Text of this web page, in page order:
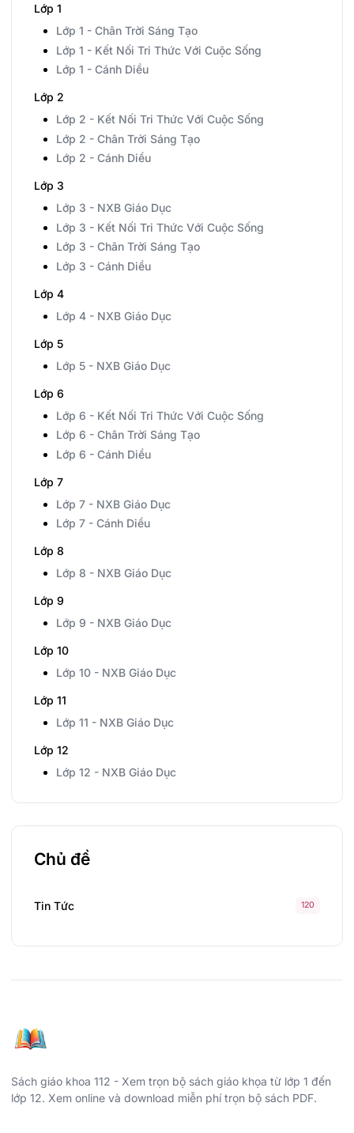
Lớp 1
Lớp 1 - Chân Trời Sáng Tạo
Lớp 1 - Kết Nối Tri Thức Với Cuộc Sống
Lớp 1 - Cánh Diều
Lớp 2
Lớp 2 - Kết Nối Tri Thức Với Cuộc Sống
Lớp 2 - Chân Trời Sáng Tạo
Lớp 2 - Cánh Diều
Lớp 3
Lớp 3 - NXB Giáo Dục
Lớp 3 - Kết Nối Tri Thức Với Cuộc Sống
Lớp 3 - Chân Trời Sáng Tạo
Lớp 3 - Cánh Diều
Lớp 4
Lớp 4 - NXB Giáo Dục
Lớp 5
Lớp 5 - NXB Giáo Dục
Lớp 6
Lớp 6 - Kết Nối Tri Thức Với Cuộc Sống
Lớp 6 - Chân Trời Sáng Tạo
Lớp 6 - Cánh Diều
Lớp 7
Lớp 7 - NXB Giáo Dục
Lớp 7 - Cánh Diều
Lớp 8
Lớp 8 - NXB Giáo Dục
Lớp 9
Lớp 9 - NXB Giáo Dục
Lớp 10
Lớp 10 - NXB Giáo Dục
Lớp 11
Lớp 11 - NXB Giáo Dục
Lớp 12
Lớp 12 - NXB Giáo Dục
Chủ đề
Tin Tức 120
Sách giáo khoa 112 - Xem trọn bộ sách giáo khọa từ lớp 1 đến
lớp 12. Xem online và download miễn phí trọn bộ sách PDF.